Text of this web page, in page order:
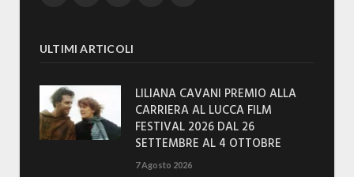
ULTIMI ARTICOLI
LILIANA CAVANI PREMIO ALLA
CARRIERA AL LUCCA FILM
FESTIVAL 2026 DAL 26
SETTEMBRE AL 4 OTTOBRE
7 Agosto 2026